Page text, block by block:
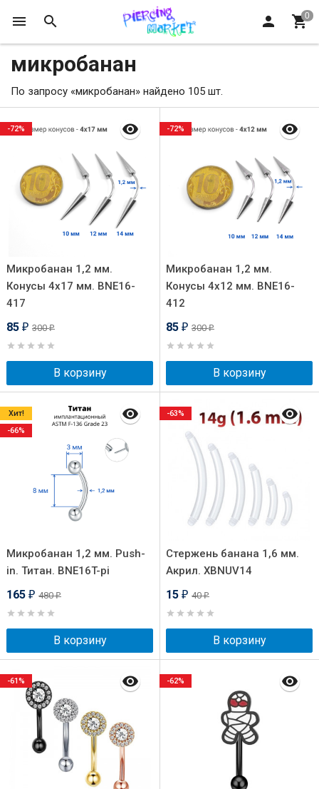
микробанан
По запросу «микробанан» найдено 105 шт.
Микробанан 1,2 мм.
Конусы 4х17 мм. BNE16-
417
85 ₽ 300₽
В корзину
-72%
Микробанан 1,2 мм.
Конусы 4х12 мм. BNE16-
412
85 ₽ 300₽
В корзину
-72%
Микробанан 1,2 мм. Push-
in. Титан. BNE16T-pi
165 ₽ 480₽
В корзину
Хит!
-66%
Стержень банана 1,6 мм.
Акрил. XBNUV14
15 ₽ 40₽
В корзину
-63%
-61% -62%